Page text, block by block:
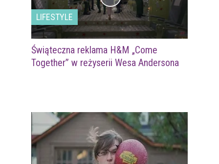
LIFESTYLE
Świąteczna reklama H&M „Come
Together” w reżyserii Wesa Andersona